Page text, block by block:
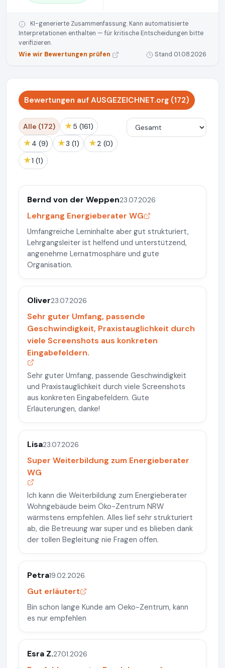
KI-generierte Zusammenfassung. Kann automatisierte
Interpretationen enthalten — für kritische Entscheidungen bitte
verifizieren.
Wie wir Bewertungen prüfen
Stand 01.08.2026
Bewertungen auf AUSGEZEICHNET.org (172)
Alle (172) ★ 5 (161)
★ 4 (9) ★ 3 (1) ★ 2 (0)
★ 1 (1)
Bernd von der Weppen23.07.2026
Lehrgang Energieberater WG
Umfangreiche Lerninhalte aber gut strukturiert,
Lehrgangsleiter ist helfend und unterstützend,
angenehme Lernatmosphäre und gute
Organisation.
Oliver23.07.2026
Sehr guter Umfang, passende
Geschwindigkeit, Praxistauglichkeit durch
viele Screenshots aus konkreten
Eingabefeldern.
Sehr guter Umfang, passende Geschwindigkeit
und Praxistauglichkeit durch viele Screenshots
aus konkreten Eingabefeldern. Gute
Erläuterungen, danke!
Lisa23.07.2026
Super Weiterbildung zum Energieberater
WG
Ich kann die Weiterbildung zum Energieberater
Wohngebäude beim Öko-Zentrum NRW
wärmstens empfehlen. Alles lief sehr strukturiert
ab, die Betreuung war super und es blieben dank
der tollen Begleitung nie Fragen offen.
Petra19.02.2026
Gut erläutert
Bin schon lange Kunde am Oeko-Zentrum, kann
es nur empfehlen
Esra Z.27.01.2026